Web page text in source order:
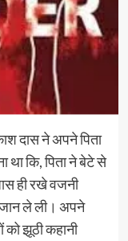
दास ने अपने पिता
था कि, पिता ने बेटे से
ही रखे वजनी
ले ली। अपने
को झूठी कहानी